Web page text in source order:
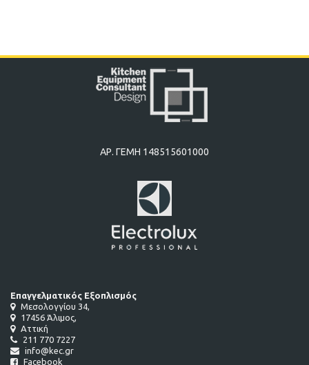
ΑΡ. ΓΕΜΗ 148515601000
Επαγγελματικός Εξοπλισμός
Μεσολογγίου 34,
17456 Άλιμος,
Αττική
211 770 7227
info@kec.gr
Facebook